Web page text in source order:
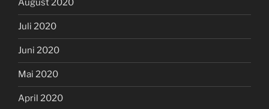
August 2020
Juli 2020
Juni 2020
Mai 2020
April 2020